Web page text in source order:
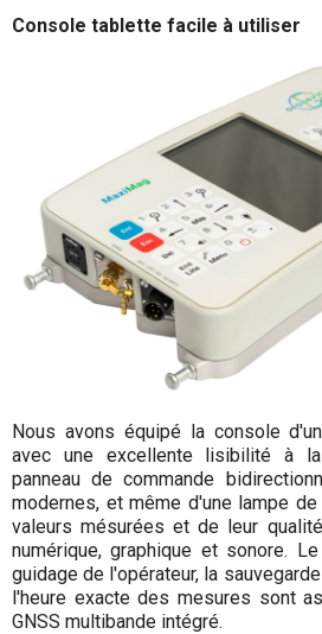
Console tablette facile à utiliser
Nous avons équipé la console
avec une excellente lisibilité à
panneau de commande
modernes, et même d'une lampe
valeurs mésurées et de leur
numérique, graphique et sonore.
guidage de l'opérateur, la
l'heure exacte des mesures sont
GNSS multibande intégré.